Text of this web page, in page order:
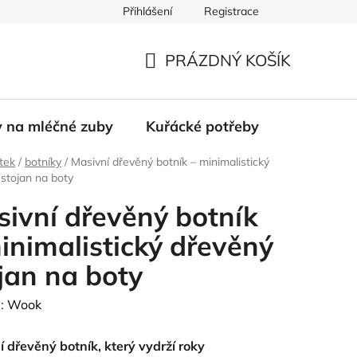
Přihlášení Registrace
KOŠÍK
PRÁZDNÝ KOŠÍK
na mléčné zuby Kuřácké potřeby
/ botníky / Masivní dřevěný botník – minimalistický
na boty
dřevěný botník
dřevěný
na boty
Wook
dřevěný botník, který vydrží roky